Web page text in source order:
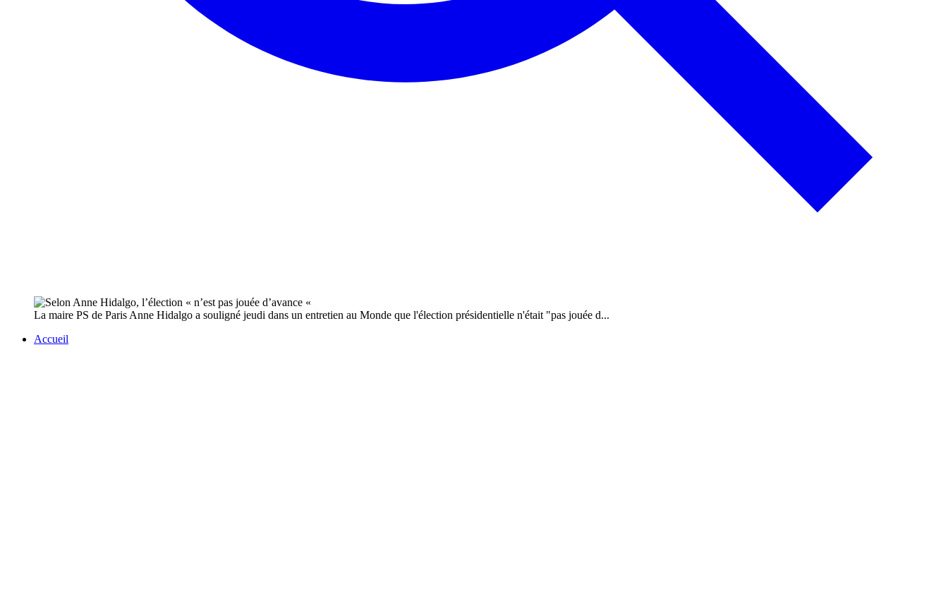
La maire PS de Paris Anne Hidalgo a souligné jeudi dans un entretien au Monde que l'élection présidentielle n'était "pas jouée d...
Accueil